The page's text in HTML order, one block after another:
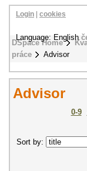
DSpace Home
práce
Advisor
Login cookies
Language: English
Advisor
0-9
Sort by: